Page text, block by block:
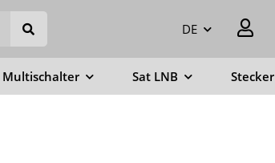
DE
Multischalter Sat LNB Stecker